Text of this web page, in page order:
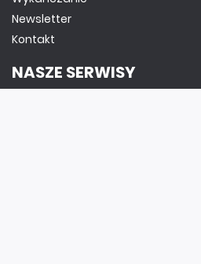
Newsletter
Kontakt
NASZE SERWISY